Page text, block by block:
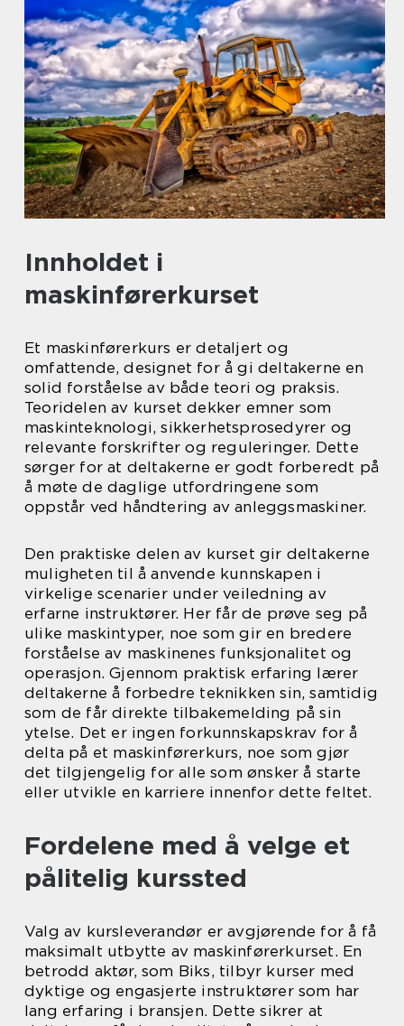
Innholdet i
maskinførerkurset
Et maskinførerkurs er detaljert og
omfattende, designet for å gi deltakerne en
solid forståelse av både teori og praksis.
Teoridelen av kurset dekker emner som
maskinteknologi, sikkerhetsprosedyrer og
relevante forskrifter og reguleringer. Dette
sørger for at deltakerne er godt forberedt på
å møte de daglige utfordringene som
oppstår ved håndtering av anleggsmaskiner.
Den praktiske delen av kurset gir deltakerne
muligheten til å anvende kunnskapen i
virkelige scenarier under veiledning av
erfarne instruktører. Her får de prøve seg på
ulike maskintyper, noe som gir en bredere
forståelse av maskinenes funksjonalitet og
operasjon. Gjennom praktisk erfaring lærer
deltakerne å forbedre teknikken sin, samtidig
som de får direkte tilbakemelding på sin
ytelse. Det er ingen forkunnskapskrav for å
delta på et maskinførerkurs, noe som gjør
det tilgjengelig for alle som ønsker å starte
eller utvikle en karriere innenfor dette feltet.
Fordelene med å velge et
pålitelig kurssted
Valg av kursleverandør er avgjørende for å få
maksimalt utbytte av maskinførerkurset. En
betrodd aktør, som Biks, tilbyr kurser med
dyktige og engasjerte instruktører som har
lang erfaring i bransjen. Dette sikrer at